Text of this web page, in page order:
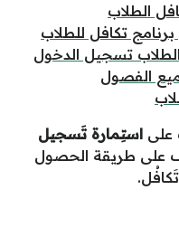
الطلاب
تكافل للطلاب
تسجيل الدخول
الفصول
على استِمارة تَسجيل
على طريقة الحصول